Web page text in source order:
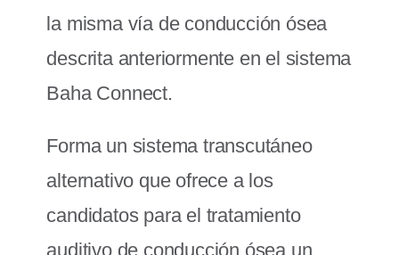
la misma vía de conducción ósea
descrita anteriormente en el sistema
Baha Connect.
Forma un sistema transcutáneo
alternativo que ofrece a los
candidatos para el tratamiento
auditivo de conducción ósea un